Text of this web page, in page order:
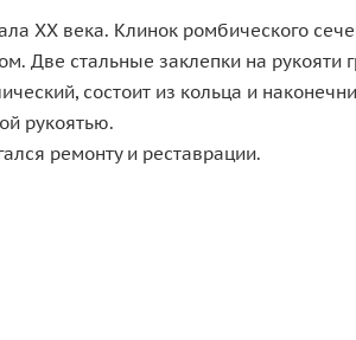
ХХ века. Клинок ромбического
Две стальные заклепки на
состоит из кольца и
рукоятью.
ремонту и реставрации.